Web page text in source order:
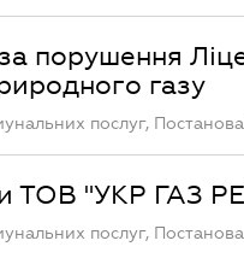
порушення
газу
послуг, Постанова
ТОВ "УКР ГАЗ
послуг,